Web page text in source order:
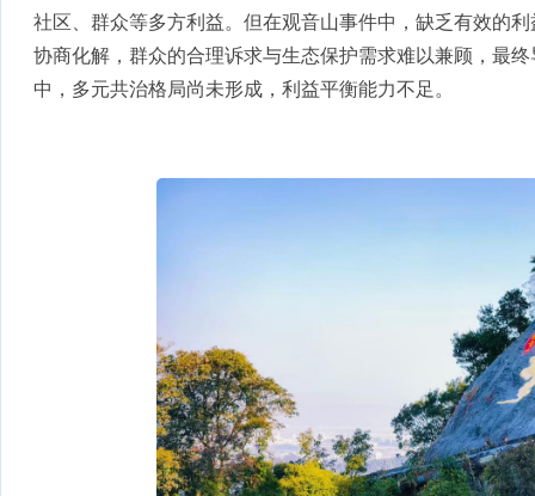
社区、群众等多方利益。但在观音山事件中，缺乏有效的
协商化解，群众的合理诉求与生态保护需求难以兼顾，最
中，多元共治格局尚未形成，利益平衡能力不足。